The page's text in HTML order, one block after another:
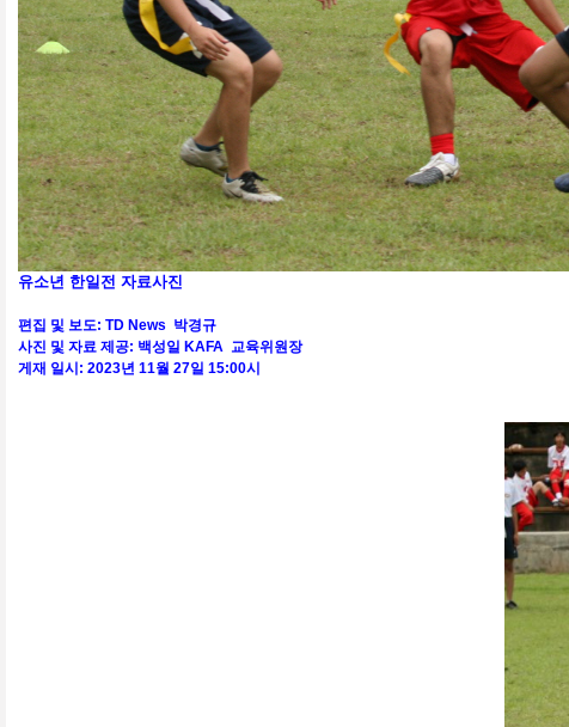
유소년 한일전 자료사진
편집 및 보도: TD News 박경규
사진 및 자료 제공: 백성일 KAFA 교육위원장
게재 일시: 2023년 11월 27일 15:00시